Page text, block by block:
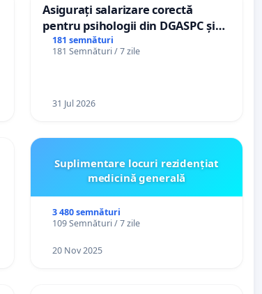
Asigurați salarizare corectă
pentru psihologii din DGASPC și
spitale
181 semnături
181 Semnături / 7 zile
31 Jul 2026
Suplimentare locuri rezidențiat
medicină generală
3 480 semnături
109 Semnături / 7 zile
20 Nov 2025